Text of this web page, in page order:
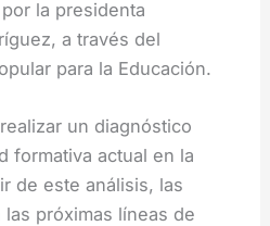
la presidenta
a través del
para la Educación.
un diagnóstico
formativa actual en la
de este análisis, las
próximas líneas de